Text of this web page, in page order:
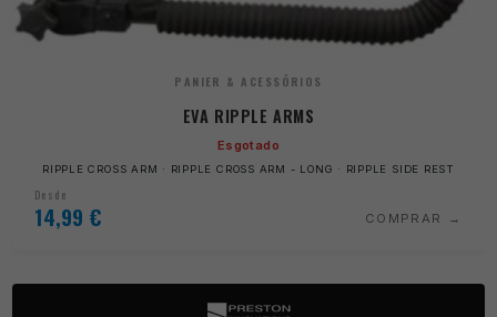
PANIER & ACESSÓRIOS
EVA RIPPLE ARMS
Esgotado
RIPPLE CROSS ARM · RIPPLE CROSS ARM - LONG · RIPPLE SIDE REST
Desde
14,99 € COMPRAR